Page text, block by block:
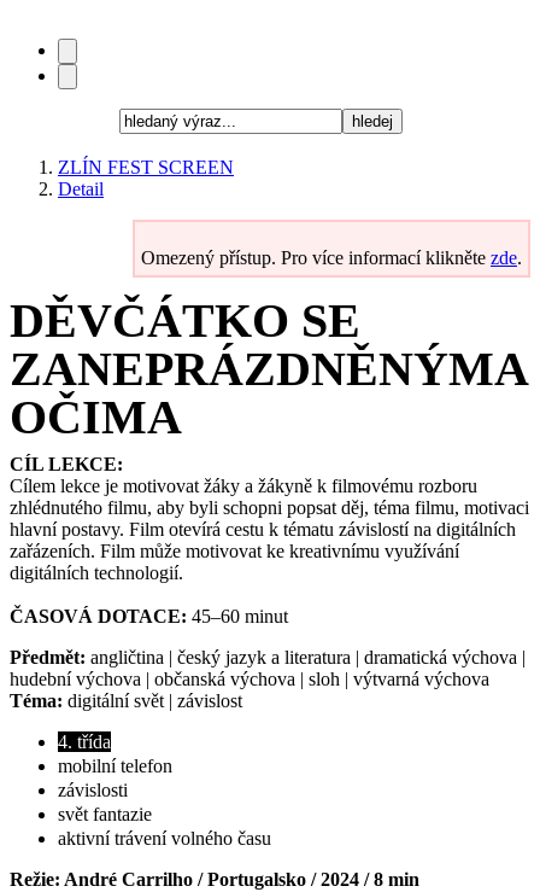
hledej
ZLÍN FEST SCREEN
Detail
Omezený přístup. Pro více informací klikněte zde.
DĚVČÁTKO SE
ZANEPRÁZDNĚNÝMA
OČIMA
CÍL LEKCE:
Cílem lekce je motivovat žáky a žákyně k filmovému rozboru
zhlédnutého filmu, aby byli schopni popsat děj, téma filmu, motivaci
hlavní postavy. Film otevírá cestu k tématu závislostí na digitálních
zařázeních. Film může motivovat ke kreativnímu využívání
digitálních technologií.
ČASOVÁ DOTACE: 45–60 minut
Předmět: angličtina | český jazyk a literatura | dramatická výchova |
hudební výchova | občanská výchova | sloh | výtvarná výchova
Téma: digitální svět | závislost
4. třída
mobilní telefon
závislosti
svět fantazie
aktivní trávení volného času
Režie: André Carrilho / Portugalsko / 2024 / 8 min